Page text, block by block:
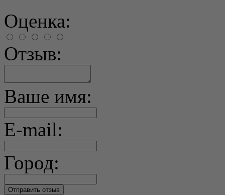
Оценка:
Отзыв:
Ваше имя:
E-mail:
Город: